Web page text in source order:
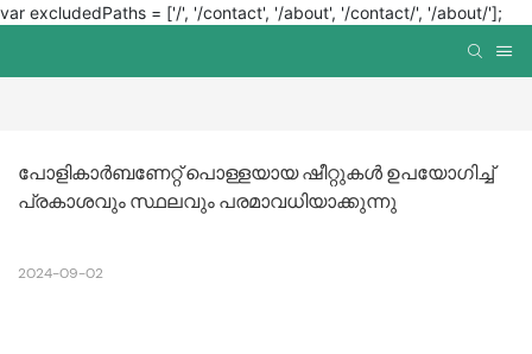
var excludedPaths = ['/', '/contact', '/about', '/contact/', '/about/'];
പോളികാർബണേറ്റ് പൊള്ളയായ ഷീറ്റുകൾ ഉപയോഗിച്ച്
പ്രകാശവും സ്ഥലവും പരമാവധിയാക്കുന്നു
2024-09-02